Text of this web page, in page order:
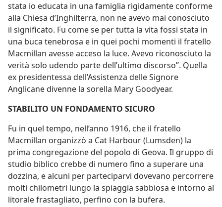
stata io educata in una famiglia rigidamente conforme
alla Chiesa d’Inghilterra, non ne avevo mai conosciuto
il significato. Fu come se per tutta la vita fossi stata in
una buca tenebrosa e in quei pochi momenti il fratello
Macmillan avesse acceso la luce. Avevo riconosciuto la
verità solo udendo parte dell’ultimo discorso”. Quella
ex presidentessa dell’Assistenza delle Signore
Anglicane divenne la sorella Mary Goodyear.
STABILITO UN FONDAMENTO SICURO
Fu in quel tempo, nell’anno 1916, che il fratello
Macmillan organizzò a Cat Harbour (Lumsden) la
prima congregazione del popolo di Geova. Il gruppo di
studio biblico crebbe di numero fino a superare una
dozzina, e alcuni per parteciparvi dovevano percorrere
molti chilometri lungo la spiaggia sabbiosa e intorno al
litorale frastagliato, perfino con la bufera.